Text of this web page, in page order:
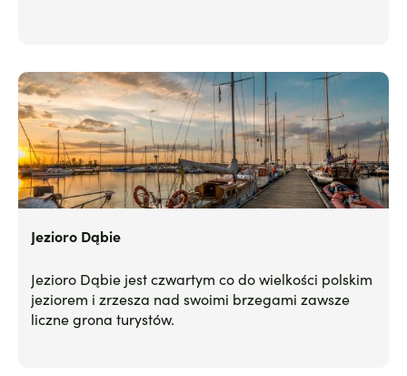
Jezioro Dąbie
Jezioro Dąbie jest czwartym co do wielkości polskim
jeziorem i zrzesza nad swoimi brzegami zawsze
liczne grona turystów.